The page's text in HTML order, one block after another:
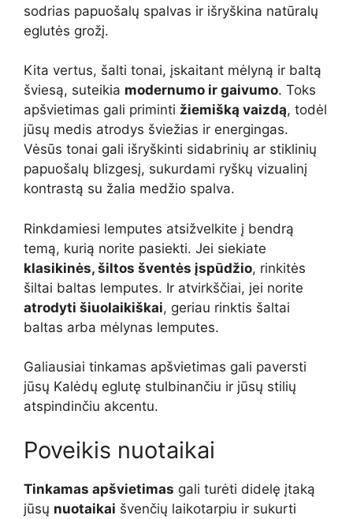
sodrias papuošalų spalvas ir išryškina natūralų
eglutės grožį.
Kita vertus, šalti tonai, įskaitant mėlyną ir baltą
šviesą, suteikia modernumo ir gaivumo. Toks
apšvietimas gali priminti žiemišką vaizdą, todėl
jūsų medis atrodys šviežias ir energingas.
Vėsūs tonai gali išryškinti sidabrinių ar stiklinių
papuošalų blizgesį, sukurdami ryškų vizualinį
kontrastą su žalia medžio spalva.
Rinkdamiesi lemputes atsižvelkite į bendrą
temą, kurią norite pasiekti. Jei siekiate
klasikinės, šiltos šventės įspūdžio, rinkitės
šiltai baltas lemputes. Ir atvirkščiai, jei norite
atrodyti šiuolaikiškai, geriau rinktis šaltai
baltas arba mėlynas lemputes.
Galiausiai tinkamas apšvietimas gali paversti
jūsų Kalėdų eglutę stulbinančiu ir jūsų stilių
atspindinčiu akcentu.
Poveikis nuotaikai
Tinkamas apšvietimas gali turėti didelę įtaką
jūsų nuotaikai švenčių laikotarpiu ir sukurti